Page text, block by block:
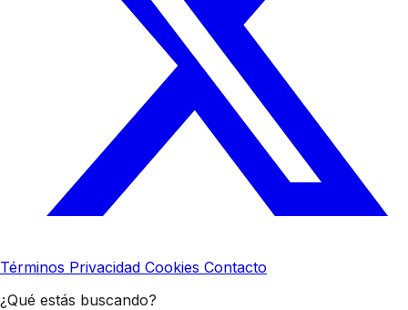
Términos Privacidad Cookies Contacto
¿Qué estás buscando?